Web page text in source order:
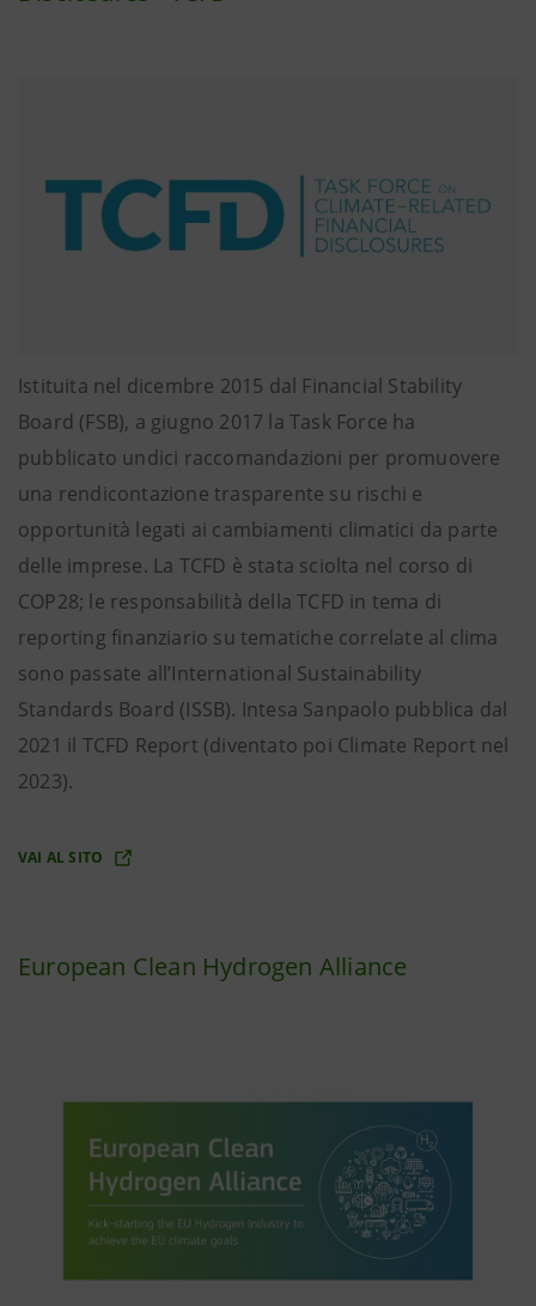
Istituita nel dicembre 2015 dal Financial Stability
Board (FSB), a giugno 2017 la Task Force ha
pubblicato undici raccomandazioni per promuovere
una rendicontazione trasparente su rischi e
opportunità legati ai cambiamenti climatici da parte
delle imprese. La TCFD è stata sciolta nel corso di
COP28; le responsabilità della TCFD in tema di
reporting finanziario su tematiche correlate al clima
sono passate all’International Sustainability
Standards Board (ISSB). Intesa Sanpaolo pubblica dal
2021 il TCFD Report (diventato poi Climate Report nel
2023).
VAI AL SITO
European Clean Hydrogen Alliance